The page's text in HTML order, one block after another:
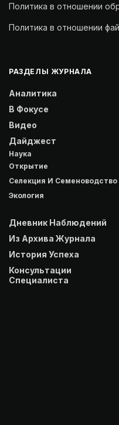
Политика в отношении
Политика в отношении
РАЗДЕЛЫ ЖУРНАЛА
Аналитика
В Фокусе
Видео
Дайджест
Наука
Открытие
Селекция И Семеноводство
Экология
Дневник Наблюдений
Из Архива Журнала
История Успеха
Консультации
Специалиста